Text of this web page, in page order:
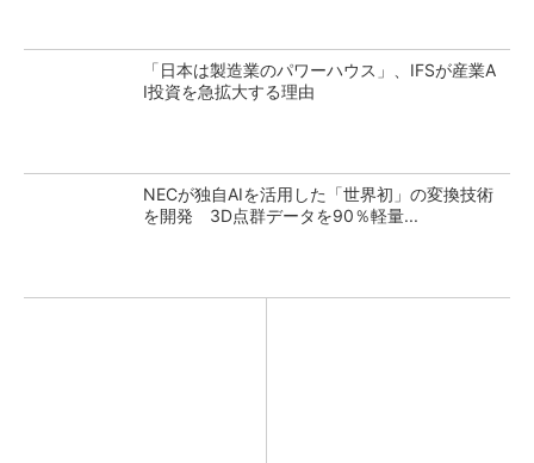
「日本は製造業のパワーハウス」、IFSが産業A
I投資を急拡大する理由
NECが独自AIを活用した「世界初」の変換技術
を開発 3D点群データを90％軽量...